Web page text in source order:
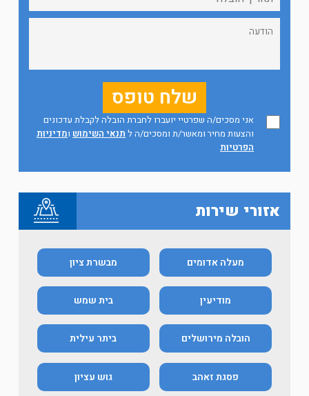
אני מסכים/ה שפרטיי יועברו לחברת הובלה לקבלת עדכונים
והצעות מחיר ומאשר/ת ומסכים/ה ל תנאי השימוש ומדיניות
הפרטיות
אזורי שירות
מעלה אדומים מבשרת ציון
מודיעין בית שמש
הובלה מירושלים ביתר עילית
פסגת זאהב גוש עציון